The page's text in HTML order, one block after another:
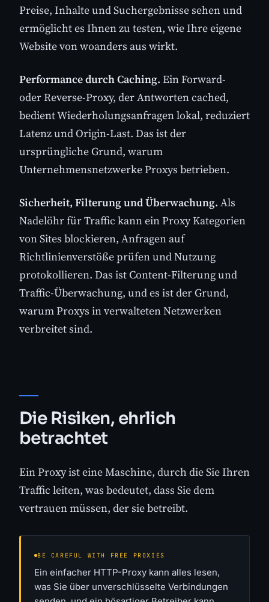
Preise, Inhalte und Suchergebnisse sehen und
ermöglicht es Ihnen zu testen, wie Ihre eigene
Website von woanders aus wirkt.
Performance durch Caching. Ein Forward-
oder Reverse-Proxy, der Antworten cached,
bedient Wiederholungsanfragen lokal, reduziert
Latenz und Origin-Last. Das ist der
ursprüngliche Grund, warum
Unternehmensnetzwerke Proxys betrieben.
Sicherheit, Filterung und Überwachung. Als
Nadelöhr für Traffic kann ein Proxy Kategorien
von Sites blockieren, Anfragen auf
Richtlinienverstöße prüfen und Nutzung
protokollieren. Das ist Content-Filterung und
Traffic-Überwachung, und es ist der Grund,
warum Proxys in verwalteten Netzwerken
verbreitet sind.
Die Risiken, ehrlich
betrachtet
Ein Proxy ist eine Maschine, durch die Sie Ihren
Traffic leiten, was bedeutet, dass Sie dem
vertrauen müssen, der sie betreibt.
BE CAREFUL WITH FREE PROXIES
Ein einfacher HTTP-Proxy kann alles lesen,
was Sie über unverschlüsselte Verbindungen